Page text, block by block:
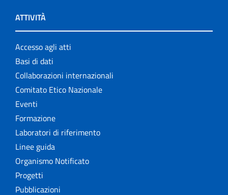
ATTIVITÀ
Accesso agli atti
Basi di dati
Collaborazioni internazionali
Comitato Etico Nazionale
Eventi
Formazione
Laboratori di riferimento
Linee guida
Organismo Notificato
Progetti
Pubblicazioni